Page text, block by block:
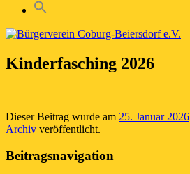
Kinderfasching 2026
Dieser Beitrag wurde am 25. Januar 2026
Archiv veröffentlicht.
Beitragsnavigation